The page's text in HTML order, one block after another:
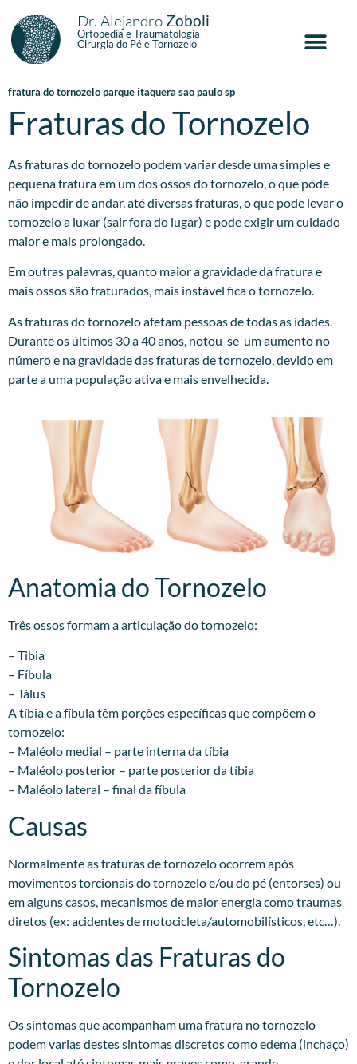
Dr. Alejandro Zoboli
Ortopedia e Traumatologia
Cirurgia do Pé e Tornozelo
fratura do tornozelo parque itaquera sao paulo sp
Fraturas do Tornozelo
As fraturas do tornozelo podem variar desde uma simples e
pequena fratura em um dos ossos do tornozelo, o que pode
não impedir de andar, até diversas fraturas, o que pode levar o
tornozelo a luxar (sair fora do lugar) e pode exigir um cuidado
maior e mais prolongado.
Em outras palavras, quanto maior a gravidade da fratura e
mais ossos são fraturados, mais instável fica o tornozelo.
As fraturas do tornozelo afetam pessoas de todas as idades.
Durante os últimos 30 a 40 anos, notou-se um aumento no
número e na gravidade das fraturas de tornozelo, devido em
parte a uma população ativa e mais envelhecida.
Anatomia do Tornozelo
Três ossos formam a articulação do tornozelo:
– Tibia
– Fíbula
– Tálus
A tíbia e a fíbula têm porções específicas que compõem o
tornozelo:
– Maléolo medial – parte interna da tíbia
– Maléolo posterior – parte posterior da tíbia
– Maléolo lateral – final da fíbula
Causas
Normalmente as fraturas de tornozelo ocorrem após
movimentos torcionais do tornozelo e/ou do pé (entorses) ou
em alguns casos, mecanismos de maior energia como traumas
diretos (ex: acidentes de motocicleta/automobilísticos, etc…).
Sintomas das Fraturas do
Tornozelo
Os sintomas que acompanham uma fratura no tornozelo
podem varias destes sintomas discretos como edema (inchaço)